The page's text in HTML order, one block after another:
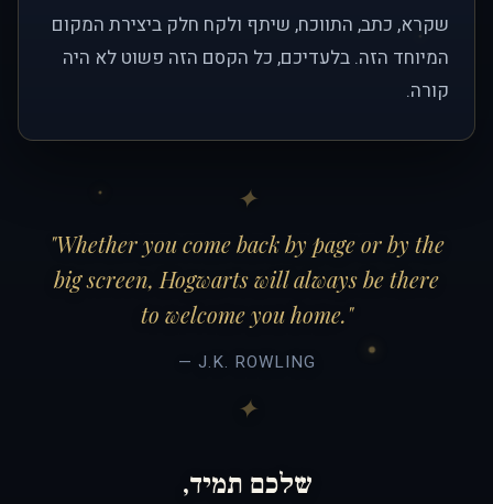
שקרא, כתב, התווכח, שיתף ולקח חלק ביצירת המקום
המיוחד הזה. בלעדיכם, כל הקסם הזה פשוט לא היה
קורה.
"Whether you come back by page or by the
big screen, Hogwarts will always be there
to welcome you home."
— J.K. ROWLING
שלכם תמיד,